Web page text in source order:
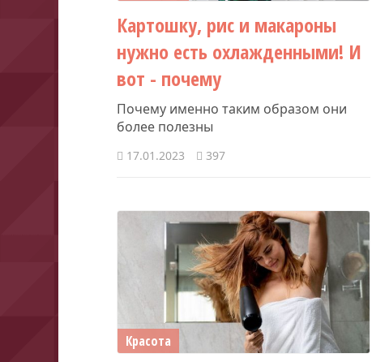
Картошку, рис и макароны
нужно есть охлажденными! И
вот - почему
Почему именно таким образом они
более полезны
17.01.2023 397
Красота